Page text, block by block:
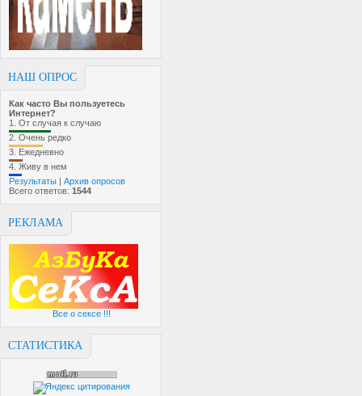
НАШ ОПРОС
Как часто Вы пользуетесь
Интернет?
1. От случая к случаю
2. Очень редко
3. Ежедневно
4. Живу в нем
Результаты | Архив опросов
Всего ответов: 1544
РЕКЛАМА
Все о сексе !!!
СТАТИСТИКА